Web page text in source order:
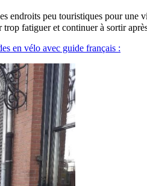
endroits peu touristiques pour
trop fatiguer et continuer à sortir
en vélo avec guide français :